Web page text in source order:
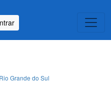
Grande do Sul